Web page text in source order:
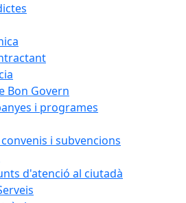
Bon Govern
i programes
i subvencions
d'atenció al ciutadà